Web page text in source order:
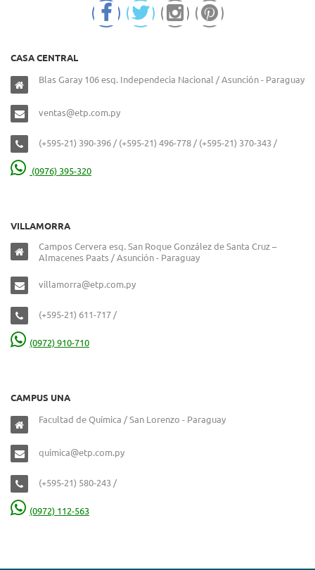
CASA CENTRAL
Blas Garay 106 esq. Independecia Nacional / Asunción - Paraguay
ventas@etp.com.py
(+595-21) 390-396 / (+595-21) 496-778 / (+595-21) 370-343 /
(0976) 395-320
VILLAMORRA
Campos Cervera esq. San Roque González de Santa Cruz –
Almacenes Paats / Asunción - Paraguay
villamorra@etp.com.py
(+595-21) 611-717 /
(0972) 910-710
CAMPUS UNA
Facultad de Química / San Lorenzo - Paraguay
quimica@etp.com.py
(+595-21) 580-243 /
(0972) 112-563